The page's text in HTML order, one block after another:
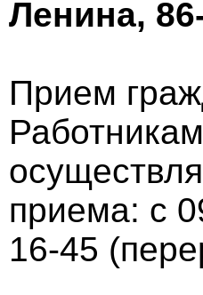
Ленина,
Прием
приема: с
16-45